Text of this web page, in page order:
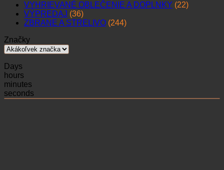
VYHRIEVANÉ OBLEČENIE A DOPLNKY (22)
VÝPREDAJ (36)
ZBRANE A STRELIVO (244)
Značky
Days
hours
minutes
seconds